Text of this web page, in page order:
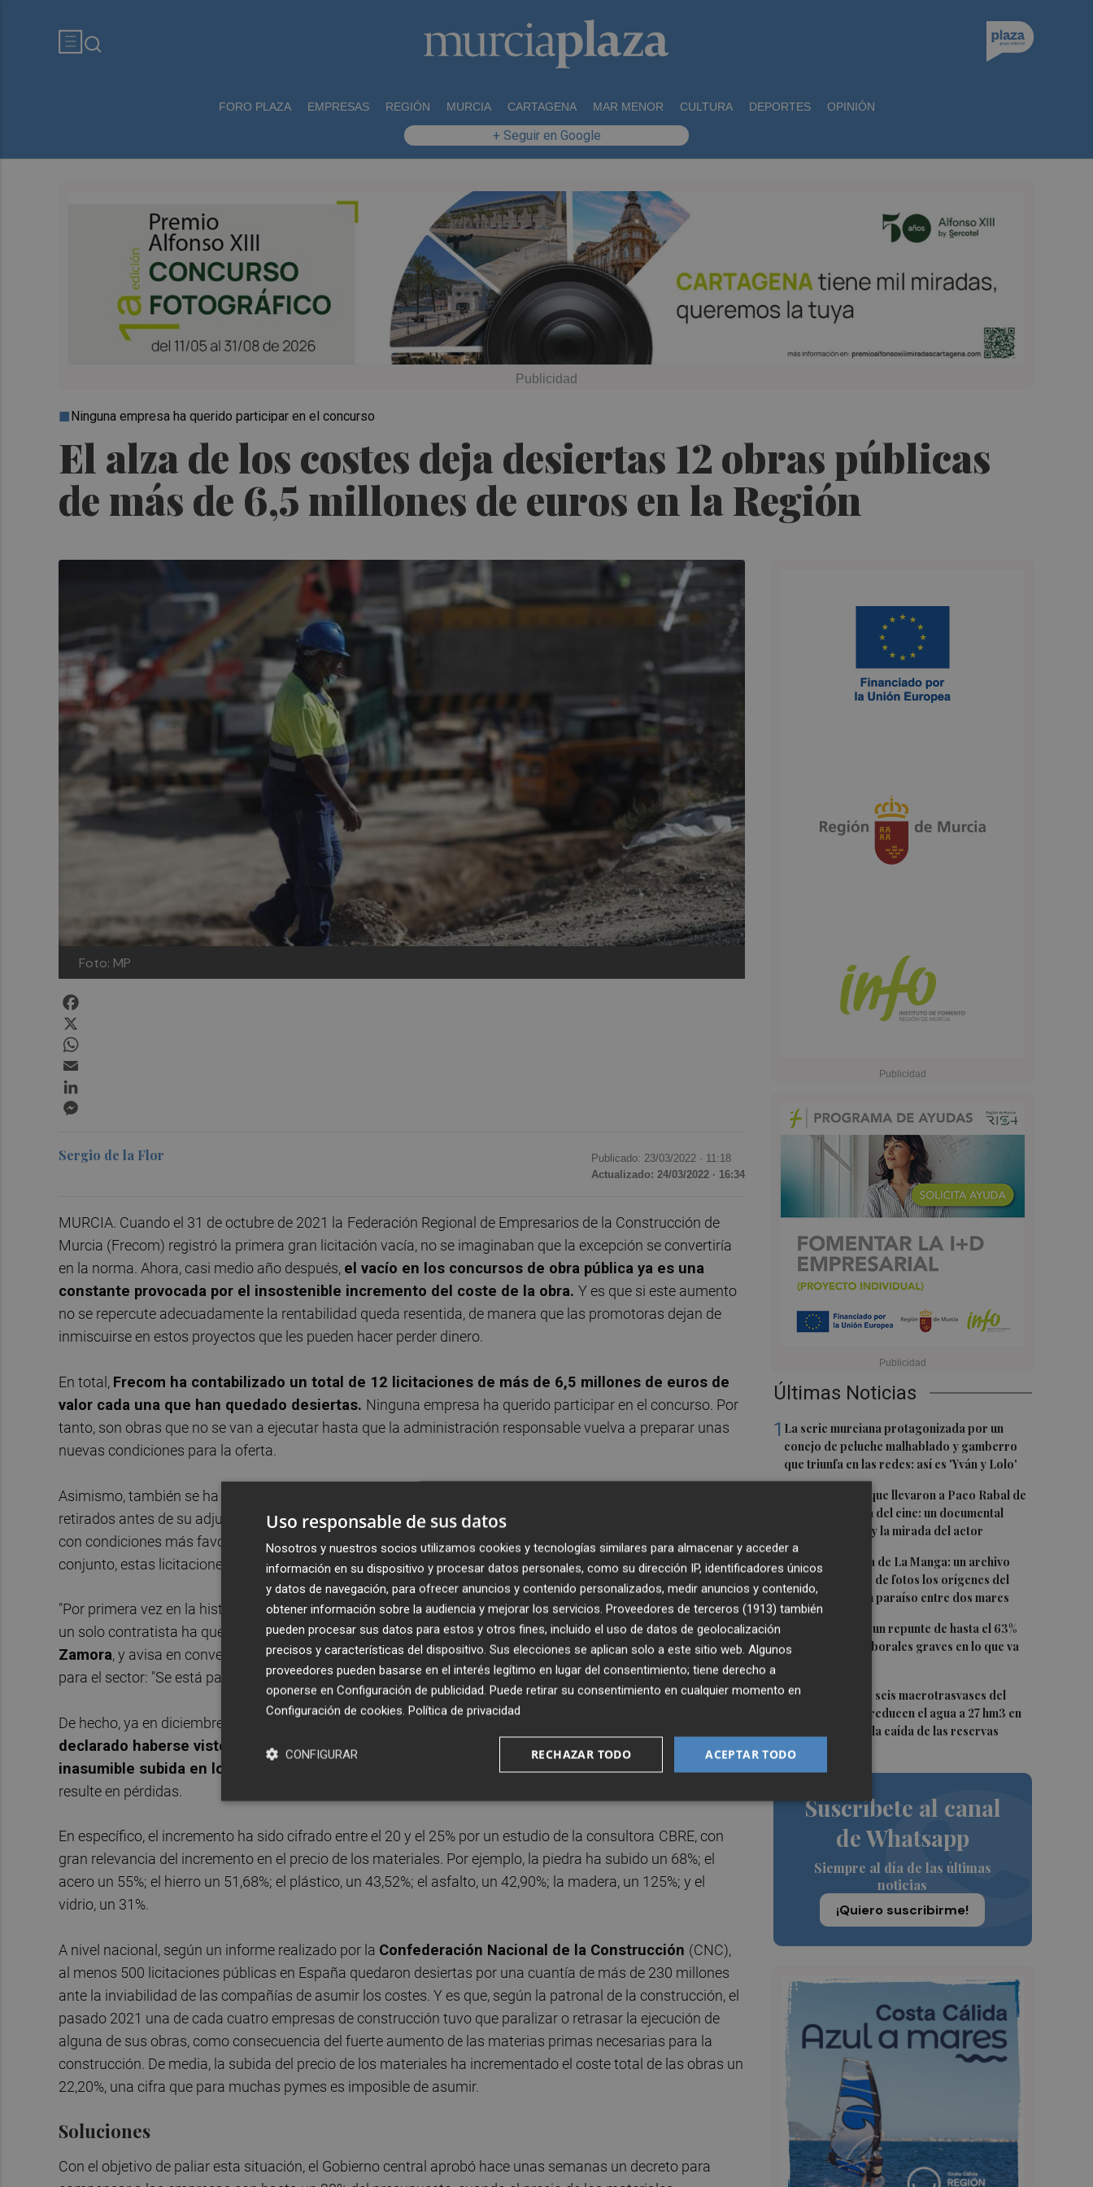
FORO PLAZA EMPRESAS REGIÓN MURCIA CARTAGENA MAR MENOR CULTURA DEPORTES OPINIÓN
+ Seguir en Google
El alza de los costes deja desiertas 12 obras públicas
de más de 6,5 millones de euros en la Región
Ninguna empresa ha querido participar en el concurso
Foto: MP
Últimas Noticias
1 La serie murciana protagonizada por un
conejo de peluche malhablado y gamberro
que triunfa en las redes: así es 'Yván y Lolo'
Las '200 vidas' que llevaron a Paco Rabal de
Águilas a la cima del cine: un documental
recupera la voz y la mirada del actor
3 Memoria gráfica de La Manga: un archivo
ilustra con miles de fotos los orígenes del
urbanismo en un paraíso entre dos mares
4
La Región sufre un repunte de hasta el 63%
en accidentes laborales graves en lo que va
5 Fin a la racha de seis macrotrasvases del
Tajo al Segura: reducen el agua a 27 hm3 en
septiembre por la caída de las reservas
Suscríbete al canal
de Whatsapp
Siempre al día de las últimas
noticias
¡Quiero suscribirme!
Sergio de la Flor Publicado: 23/03/2022 · 11:18
Actualizado: 24/03/2022 · 16:34
MURCIA. Cuando el 31 de octubre de 2021 la Federación Regional de Empresarios de la Construcción de
Murcia (Frecom) registró la primera gran licitación vacía, no se imaginaban que la excepción se convertiría
en la norma. Ahora, casi medio año después, el vacío en los concursos de obra pública ya es una
constante provocada por el insostenible incremento del coste de la obra. Y es que si este aumento
no se repercute adecuadamente la rentabilidad queda resentida, de manera que las promotoras dejan de
inmiscuirse en estos proyectos que les pueden hacer perder dinero.
En total, Frecom ha contabilizado un total de 12 licitaciones de más de 6,5 millones de euros de
valor cada una que han quedado desiertas. Ninguna empresa ha querido participar en el concurso. Por
tanto, son obras que no se van a ejecutar hasta que la administración responsable vuelva a preparar unas
nuevas condiciones para la oferta.
Asimismo, también se ha registrado un
retirados antes de su adjudicación por el mismo organismo que los publica para sacar una nueva licitación
con condiciones más favorables -y justas- para las constructoras que llevarán a cabo el trabajo. En
conjunto, estas licitaciones suspendidas suman más de 12 millones de euros.
"Por primera vez en la historia reciente de la Región hay un volumen significativo de concursos desiertos. Ni
un solo contratista ha querido pujar por esas obras", lamenta el secretario general de Frecom,Alejandro
Zamora, y avisa en conversaciones con Murcia Plaza de las consecuencias que puede tener esta situación
para el sector: "Se está paralizando la actividad de obra pública. Hay menos trabajo".
De hecho, ya en diciembre publicaba Frecom una encuesta en la que
declarado haberse visto forzados a cancelar contratos o a paralizar las obras por culpa de la
inasumible subida en los precios de las materias primas
que provoca que culminar los trabajos les
resulte en pérdidas.
En específico, el incremento ha sido cifrado entre el 20 y el 25% por un estudio de la consultora CBRE, con
gran relevancia del incremento en el precio de los materiales. Por ejemplo, la piedra ha subido un 68%; el
acero un 55%; el hierro un 51,68%; el plástico, un 43,52%; el asfalto, un 42,90%; la madera, un 125%; y el
vidrio, un 31%.
A nivel nacional, según un informe realizado por la Confederación Nacional de la Construcción (CNC),
al menos 500 licitaciones públicas en España quedaron desiertas por una cuantía de más de 230 millones
ante la inviabilidad de las compañías de asumir los costes. Y es que, según la patronal de la construcción, el
pasado 2021 una de cada cuatro empresas de construcción tuvo que paralizar o retrasar la ejecución de
alguna de sus obras, como consecuencia del fuerte aumento de las materias primas necesarias para la
construcción. De media, la subida del precio de los materiales ha incrementado el coste total de las obras un
22,20%, una cifra que para muchas pymes es imposible de asumir.
Soluciones
Con el objetivo de paliar esta situación, el Gobierno central aprobó hace unas semanas un decreto para
Uso responsable de sus datos
Nosotros y nuestros socios utilizamos cookies y tecnologías similares para almacenar y acceder a
información en su dispositivo y procesar datos personales, como su dirección IP, identificadores únicos
y datos de navegación, para ofrecer anuncios y contenido personalizados, medir anuncios y contenido,
obtener información sobre la audiencia y mejorar los servicios. Proveedores de terceros (1913) también
pueden procesar sus datos para estos y otros fines, incluido el uso de datos de geolocalización
precisos y características del dispositivo. Sus elecciones se aplican solo a este sitio web. Algunos
proveedores pueden basarse en el interés legítimo en lugar del consentimiento; tiene derecho a
oponerse en Configuración de publicidad. Puede retirar su consentimiento en cualquier momento en
Configuración de cookies. Política de privacidad
ACEPTAR TODO
RECHAZAR TODO
CONFIGURAR